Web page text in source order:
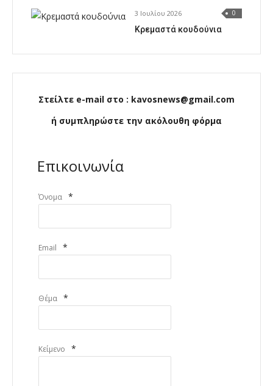
3 Ιουλίου 2026 0
Κρεμαστά κουδούνια
Στείλτε e-mail στο : kavosnews@gmail.com
ή συμπληρώστε την ακόλουθη φόρμα
Επικοινωνία
Όνομα *
Email *
Θέμα *
Κείμενο *